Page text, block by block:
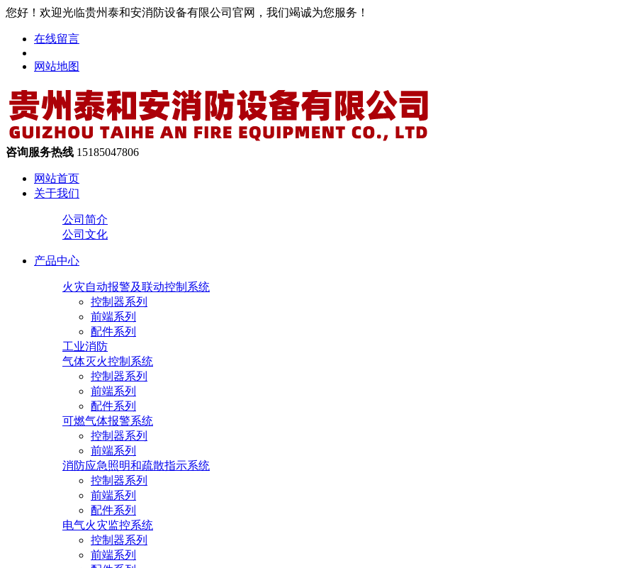
您好！欢迎光临贵州泰和安消防设备有限公司官网，我们竭诚为您服务！
在线留言
网站地图
咨询服务热线 15185047806
网站首页
关于我们
公司简介
公司文化
产品中心
火灾自动报警及联动控制系统
控制器系列
前端系列
配件系列
工业消防
气体灭火控制系统
控制器系列
前端系列
配件系列
可燃气体报警系统
控制器系列
前端系列
消防应急照明和疏散指示系统
控制器系列
前端系列
配件系列
电气火灾监控系统
控制器系列
前端系列